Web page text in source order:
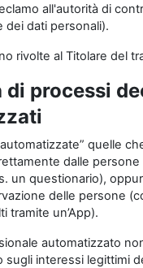
all'autorità di
dei dati personali).
rivolte al Titolare del
di processi
quelle
dalle
un questionario),
delle persone
tramite un’App).
automatizzato
sugli interessi legittimi